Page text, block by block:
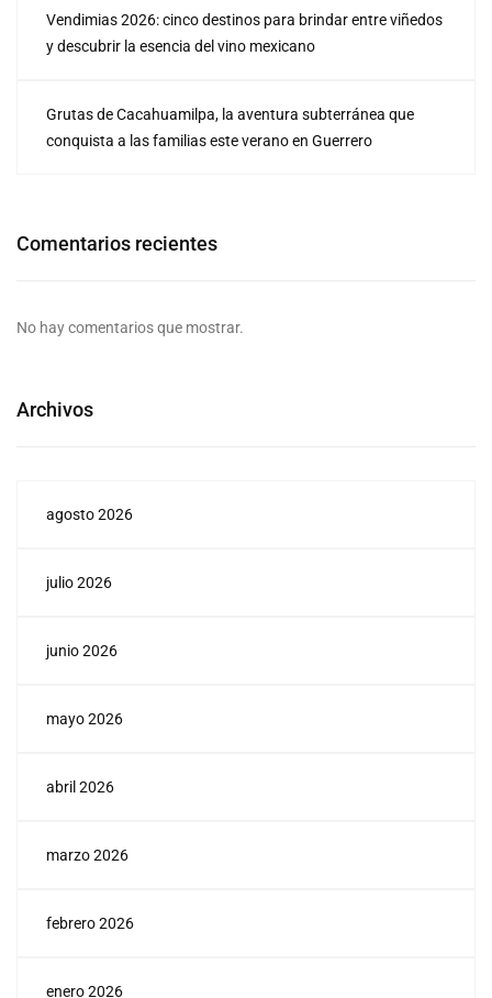
Vendimias 2026: cinco destinos para brindar entre viñedos
y descubrir la esencia del vino mexicano
Grutas de Cacahuamilpa, la aventura subterránea que
conquista a las familias este verano en Guerrero
Comentarios recientes
No hay comentarios que mostrar.
Archivos
agosto 2026
julio 2026
junio 2026
mayo 2026
abril 2026
marzo 2026
febrero 2026
enero 2026